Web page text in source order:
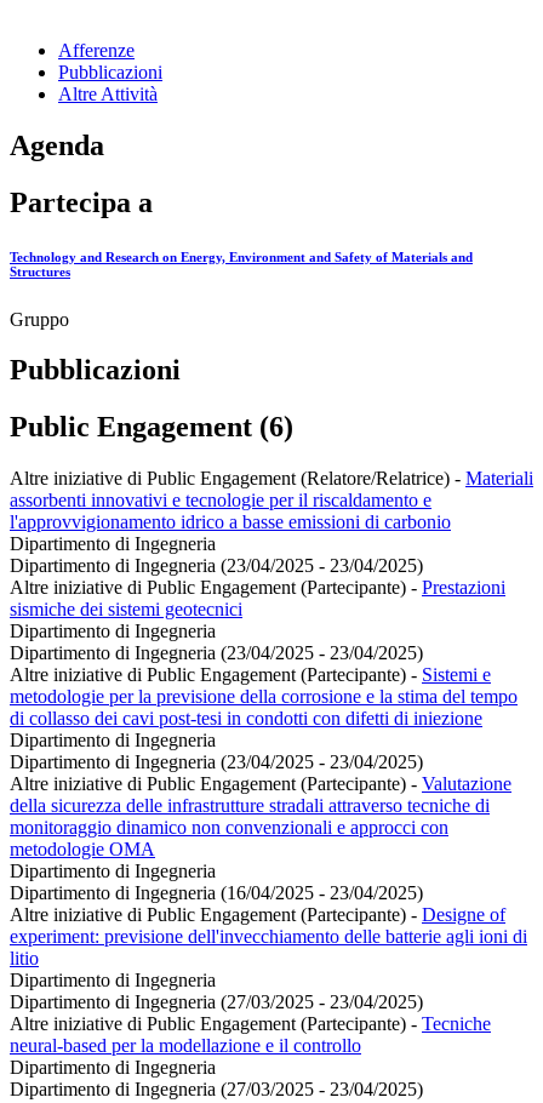
Afferenze
Pubblicazioni
Altre Attività
Agenda
Partecipa a
Technology and Research on Energy, Environment and Safety of Materials and
Structures
Gruppo
Pubblicazioni
Public Engagement (6)
Altre iniziative di Public Engagement (Relatore/Relatrice) - Materiali
assorbenti innovativi e tecnologie per il riscaldamento e
l'approvvigionamento idrico a basse emissioni di carbonio
Dipartimento di Ingegneria
Dipartimento di Ingegneria (23/04/2025 - 23/04/2025)
Altre iniziative di Public Engagement (Partecipante) - Prestazioni
sismiche dei sistemi geotecnici
Dipartimento di Ingegneria
Dipartimento di Ingegneria (23/04/2025 - 23/04/2025)
Altre iniziative di Public Engagement (Partecipante) - Sistemi e
metodologie per la previsione della corrosione e la stima del tempo
di collasso dei cavi post-tesi in condotti con difetti di iniezione
Dipartimento di Ingegneria
Dipartimento di Ingegneria (23/04/2025 - 23/04/2025)
Altre iniziative di Public Engagement (Partecipante) - Valutazione
della sicurezza delle infrastrutture stradali attraverso tecniche di
monitoraggio dinamico non convenzionali e approcci con
metodologie OMA
Dipartimento di Ingegneria
Dipartimento di Ingegneria (16/04/2025 - 23/04/2025)
Altre iniziative di Public Engagement (Partecipante) - Designe of
experiment: previsione dell'invecchiamento delle batterie agli ioni di
litio
Dipartimento di Ingegneria
Dipartimento di Ingegneria (27/03/2025 - 23/04/2025)
Altre iniziative di Public Engagement (Partecipante) - Tecniche
neural-based per la modellazione e il controllo
Dipartimento di Ingegneria
Dipartimento di Ingegneria (27/03/2025 - 23/04/2025)